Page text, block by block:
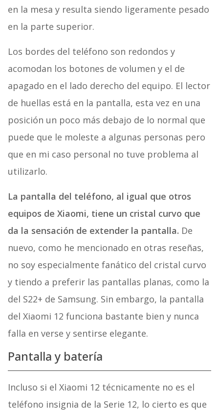
en la mesa y resulta siendo ligeramente pesado
en la parte superior.
Los bordes del teléfono son redondos y
acomodan los botones de volumen y el de
apagado en el lado derecho del equipo. El lector
de huellas está en la pantalla, esta vez en una
posición un poco más debajo de lo normal que
puede que le moleste a algunas personas pero
que en mi caso personal no tuve problema al
utilizarlo.
La pantalla del teléfono, al igual que otros
equipos de Xiaomi, tiene un cristal curvo que
da la sensación de extender la pantalla. De
nuevo, como he mencionado en otras reseñas,
no soy especialmente fanático del cristal curvo
y tiendo a preferir las pantallas planas, como la
del S22+ de Samsung. Sin embargo, la pantalla
del Xiaomi 12 funciona bastante bien y nunca
falla en verse y sentirse elegante.
Pantalla y batería
Incluso si el Xiaomi 12 técnicamente no es el
teléfono insignia de la Serie 12, lo cierto es que